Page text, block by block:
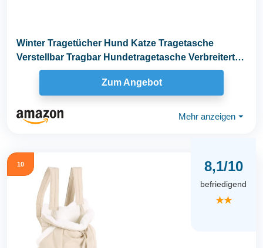
Winter Tragetücher Hund Katze Tragetasche
Verstellbar Tragbar Hundetragetasche Verbreitert
Verdickt...
Zum Angebot
Mehr anzeigen ⏷
10 8,1/10
befriedigend
★★